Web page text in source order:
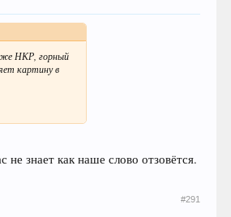
НКР, горный
картину в
знает как наше слово отзовётся.
#291